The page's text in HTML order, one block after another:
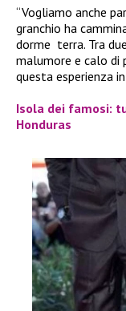
“Vogliamo anche
granchio ha
dorme terra. Tra
malumore e calo di
questa esperienza
Isola dei famosi:
Honduras